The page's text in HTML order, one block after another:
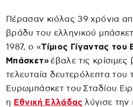
Πέρασαν κιόλας 39 χρόνια
βράδυ του ελληνικού
1987, ο «Τίμιος Γίγαντας του
Μπάσκετ»έβαλε τις κρίσιμες
τελευταία δευτερόλεπτα του
Ευρωμπάσκετ του Σταδίου
η Εθνική Ελλάδας λύγισε την